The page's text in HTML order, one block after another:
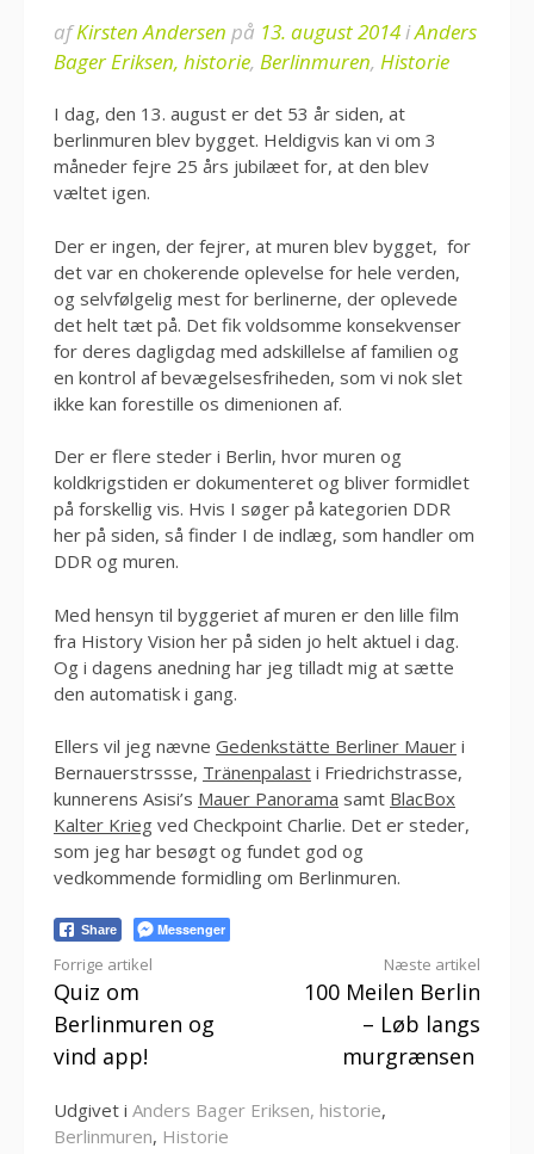
afKirsten Andersen på 13. august 2014iAnders
Bager Eriksen, historie, Berlinmuren, Historie
I dag, den 13. august er det 53 år siden, at
berlinmuren blev bygget. Heldigvis kan vi om 3
måneder fejre 25 års jubilæet for, at den blev
væltet igen.
Der er ingen, der fejrer, at muren blev bygget, for
det var en chokerende oplevelse for hele verden,
og selvfølgelig mest for berlinerne, der oplevede
det helt tæt på. Det fik voldsomme konsekvenser
for deres dagligdag med adskillelse af familien og
en kontrol af bevægelsesfriheden, som vi nok slet
ikke kan forestille os dimenionen af.
Der er flere steder i Berlin, hvor muren og
koldkrigstiden er dokumenteret og bliver formidlet
på forskellig vis. Hvis I søger på kategorien DDR
her på siden, så finder I de indlæg, som handler om
DDR og muren.
Med hensyn til byggeriet af muren er den lille film
fra History Vision her på siden jo helt aktuel i dag.
Og i dagens anedning har jeg tilladt mig at sætte
den automatisk i gang.
Ellers vil jeg nævne Gedenkstätte Berliner Mauer i
Bernauerstrssse, Tränenpalast i Friedrichstrasse,
kunnerens Asisi’s Mauer Panorama samt BlacBox
Kalter Krieg ved Checkpoint Charlie. Det er steder,
som jeg har besøgt og fundet god og
vedkommende formidling om Berlinmuren.
Share Messenger
Læs
videre
Forrige artikel
Quiz om
Berlinmuren og
vind app!
Næste artikel
100 Meilen Berlin
– Løb langs
murgrænsen
Udgivet i Anders Bager Eriksen, historie,
Berlinmuren, Historie